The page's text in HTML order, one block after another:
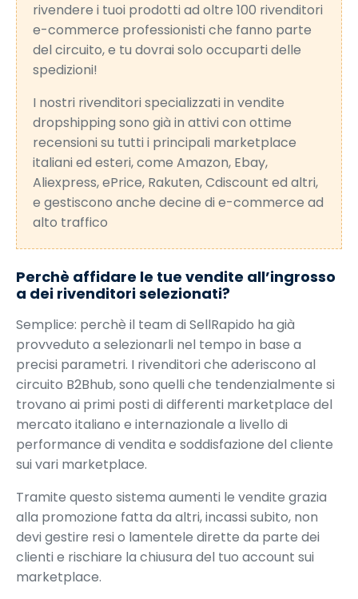
rivendere i tuoi prodotti ad oltre 100 rivenditori
e-commerce professionisti che fanno parte
del circuito, e tu dovrai solo occuparti delle
spedizioni!
I nostri rivenditori specializzati in vendite
dropshipping sono già in attivi con ottime
recensioni su tutti i principali marketplace
italiani ed esteri, come Amazon, Ebay,
Aliexpress, ePrice, Rakuten, Cdiscount ed altri,
e gestiscono anche decine di e-commerce ad
alto traffico
Perchè affidare le tue vendite all’ingrosso
a dei rivenditori selezionati?
Semplice: perchè il team di SellRapido ha già
provveduto a selezionarli nel tempo in base a
precisi parametri. I rivenditori che aderiscono al
circuito B2Bhub, sono quelli che tendenzialmente si
trovano ai primi posti di differenti marketplace del
mercato italiano e internazionale a livello di
performance di vendita e soddisfazione del cliente
sui vari marketplace.
Tramite questo sistema aumenti le vendite grazia
alla promozione fatta da altri, incassi subito, non
devi gestire resi o lamentele dirette da parte dei
clienti e rischiare la chiusura del tuo account sui
marketplace.